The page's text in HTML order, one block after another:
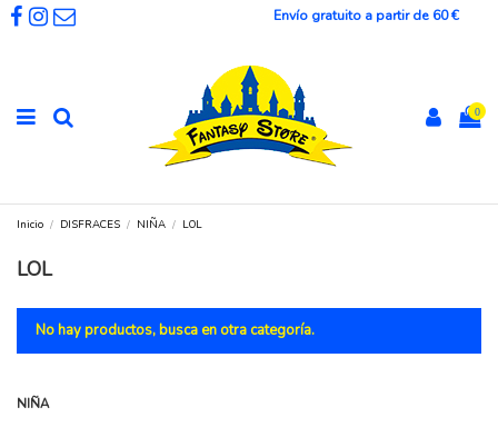
Envío gratuito a partir de 60 €
0
Inicio DISFRACES NIÑA LOL
LOL
No hay productos, busca en otra categoría.
NIÑA